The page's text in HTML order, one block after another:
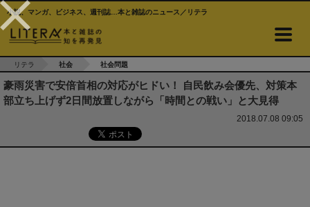
小説、マンガ、ビジネス、週刊誌…本と雑誌のニュース／リテラ
リテラ 社会 社会問題
豪雨災害で安倍首相の対応がヒドい！ 自民飲み会優先、対策本
部立ち上げず2日間放置しながら「時間との戦い」と大見得
2018.07.08 09:05